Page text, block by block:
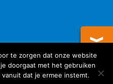
te zorgen dat onze website
doorgaat met het gebruiken
dat je ermee instemt.